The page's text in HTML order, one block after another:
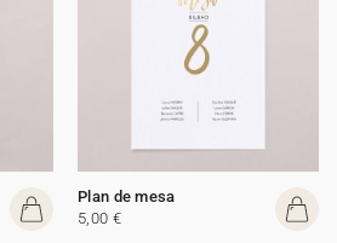
Plan de mesa
5,00 €